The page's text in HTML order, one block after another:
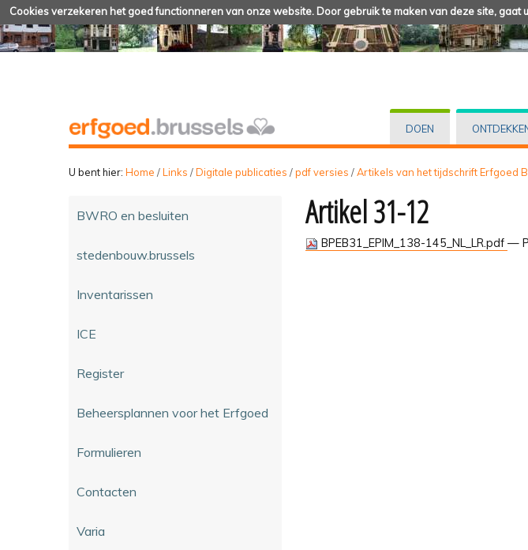
Cookies verzekeren het goed functionneren van onze website. Door gebruik te maken van deze site, gaat
DOEN
U bent hier: Home /Links /Digitale publicaties /pdf versies /Artikels van het tijdschrift Erfgoed
BWRO en besluiten
stedenbouw.brussels
Inventarissen
ICE
Register
Beheersplannen voor het Erfgoed
Formulieren
Contacten
Varia
Artikel 31-12
BPEB31_EPIM_138-145_NL_LR.pdf —